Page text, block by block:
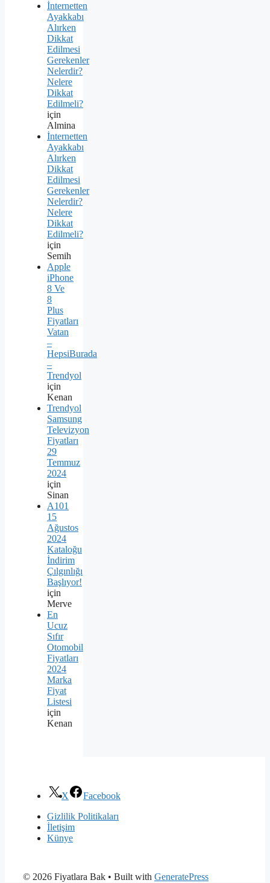
İnternetten
Ayakkabı
Alırken
Dikkat
Edilmesi
Gerekenler
Nelerdir?
Nelere
Dikkat
Edilmeli?
için
Almina
İnternetten
Ayakkabı
Alırken
Dikkat
Edilmesi
Gerekenler
Nelerdir?
Nelere
Dikkat
Edilmeli?
için
Semih
Apple
iPhone
8 Ve
8
Plus
Fiyatları
Vatan
–
HepsiBurada
–
Trendyol
için
Kenan
Trendyol
Samsung
Televizyon
Fiyatları
29
Temmuz
2024
için
Sinan
A101
15
Ağustos
2024
Kataloğu
İndirim
Çılgınlığı
Başlıyor!
için
Merve
En
Ucuz
Sıfır
Otomobil
Fiyatları
2024
Marka
Fiyat
Listesi
için
Kenan
X
Facebook
Gizlilik Politikaları
İletişim
Künye
© 2026 Fiyatlara Bak • Built with GeneratePress